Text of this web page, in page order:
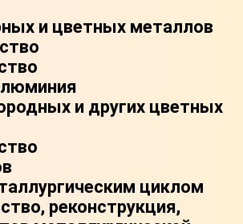
и цветных металлов
и других цветных
циклом
реконструкция,